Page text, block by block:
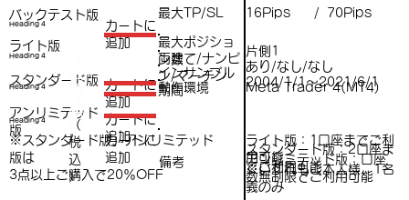
バックテスト版
スタンダード版
アンリミテッド
版
最大ポジショ
ン数
片側1
Heading 4
​カートに
追加
税
込
）
Heading 4
​カートに
追加
Heading 4
税
込
）
​カートに
追加
Heading 4
（
税
込
）
​カートに
追加
ライト版
最大TP/SL 16Pips / 70Pips
両建て/ナンピ
ン/マーチン
あり/なし/なし
インサンプル
期間
2004/1/1～2021/6/1
動作環境 Meta Trader 4(MT4)
備考
ライト版：1口座までご利
用可能
スタンダード版：2口座ま
でご利用可能
アンリミテッド版：口座
数無制限でご利用可能
※いずれもご本人様、1名
義のみ
※スタンダード版、アンリミテッド
版は
3点以上ご購入で​20％OFF